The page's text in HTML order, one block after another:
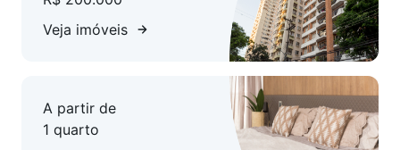
Veja imóveis
A partir de
1 quarto